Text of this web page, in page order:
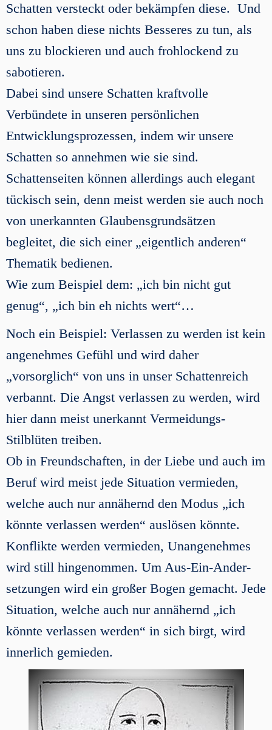
Schatten versteckt oder bekämpfen diese. Und
schon haben diese nichts Besseres zu tun, als
uns zu blockieren und auch frohlockend zu
sabotieren.
Dabei sind unsere Schatten kraftvolle
Verbündete in unseren persönlichen
Entwicklungsprozessen, indem wir unsere
Schatten so annehmen wie sie sind.
Schattenseiten können allerdings auch elegant
tückisch sein, denn meist werden sie auch noch
von unerkannten Glaubensgrundsätzen
begleitet, die sich einer „eigentlich anderen“
Thematik bedienen.
Wie zum Beispiel dem: „ich bin nicht gut
genug“, „ich bin eh nichts wert“…
Noch ein Beispiel: Verlassen zu werden ist kein
angenehmes Gefühl und wird daher
„vorsorglich“ von uns in unser Schattenreich
verbannt. Die Angst verlassen zu werden, wird
hier dann meist unerkannt Vermeidungs-
Stilblüten treiben.
Ob in Freundschaften, in der Liebe und auch im
Beruf wird meist jede Situation vermieden,
welche auch nur annähernd den Modus „ich
könnte verlassen werden“ auslösen könnte.
Konflikte werden vermieden, Unangenehmes
wird still hingenommen. Um Aus-Ein-Ander-
setzungen wird ein großer Bogen gemacht. Jede
Situation, welche auch nur annähernd „ich
könnte verlassen werden“ in sich birgt, wird
innerlich gemieden.